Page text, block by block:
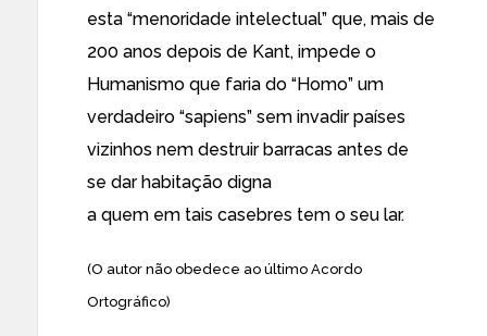
esta “menoridade intelectual” que, mais de
200 anos depois de Kant, impede o
Humanismo que faria do “Homo” um
verdadeiro “sapiens” sem invadir países
vizinhos nem destruir barracas antes de
se dar habitação digna
a quem em tais casebres tem o seu lar.
(O autor não obedece ao último Acordo
Ortográfico)